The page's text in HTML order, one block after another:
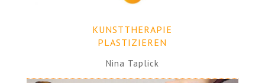
KUNSTTHERAPIE
PLASTIZIEREN
Nina Taplick